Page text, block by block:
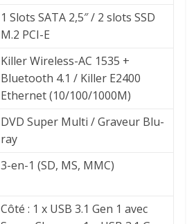
1 Slots SATA 2,5″ / 2 slots SSD
M.2 PCI-E
Killer Wireless-AC 1535 +
Bluetooth 4.1 / Killer E2400
Ethernet (10/100/1000M)
DVD Super Multi / Graveur Blu-
ray
3-en-1 (SD, MS, MMC)
Côté : 1 x USB 3.1 Gen 1 avec